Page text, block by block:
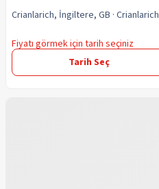
Crianlarich, İngiltere, GB · Crianlarich
Fiyatı görmek için tarih seçiniz
Tarih Seç